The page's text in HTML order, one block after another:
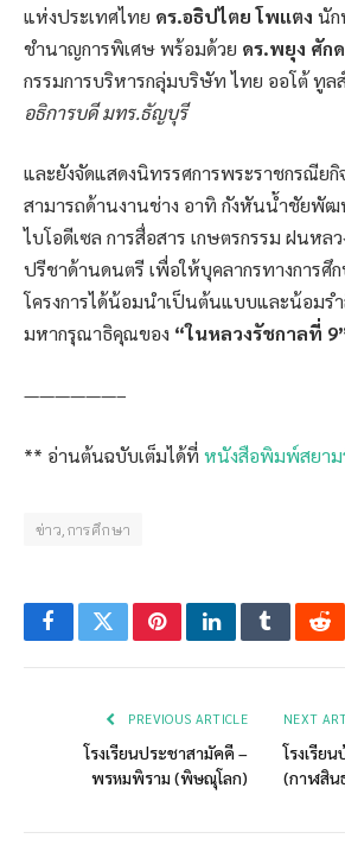
แห่งประเทศไทย ดร.อธิปไตย โพแตง นัก
ชำนาญการพิเศษ พร้อมด้วย ดร.พยุง ศัก
กรรมการบริหารกลุ่มบริษัท ไทย ออโต้ ทูล
อธิการบดี มทร.ธัญบุรี
และยังจัดแสดงนิทรรศการพระราชกรณีย
สามารถด้านงานช่าง อาทิ กังหันน้ำชัยพั
ไบโอดีเซล การสื่อสาร เกษตรกรรม ฝนหล
ปรีชาด้านดนตรี เพื่อให้บุคลากรทางการศึ
โครงการได้น้อมนำเป็นต้นแบบและน้อมร
มหากรุณาธิคุณของ “ในหลวงรัชกาลที่
——————–
** อ่านต้นฉบับเต็มได้ที่ หนังสือพิมพ์สยาม
ข่าว,การศึกษา
FacebookTwitterPinterestLinkedInTumblr
PREVIOUS ARTICLE
โรงเรียนประชาสามัคคี –
พรหมพิราม (พิษณุโลก)
NEXT
โรงเรีย
(กาฬสิน